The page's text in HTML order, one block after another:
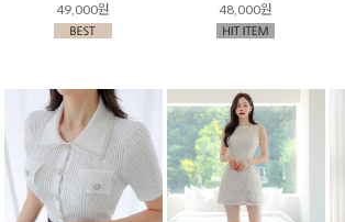
49,000원
48,000원